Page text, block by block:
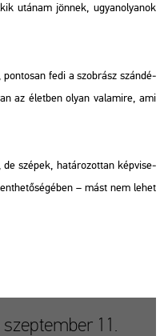
utá­nam jön­nek, ugyan­olya­nok
fedi a szob­rász szán­dé­
az élet­ben olyan va­la­mi­re, ami
de szé­pek, ha­tá­ro­zot­tan kép­vi­se­
– mást nem lehet
11.